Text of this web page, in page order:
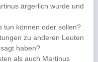
ärgerlich wurde und
tun können oder sollen?
zu anderen Leuten
haben?
als auch Martinus